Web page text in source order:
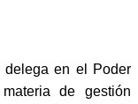
delega en el Poder
de gestión